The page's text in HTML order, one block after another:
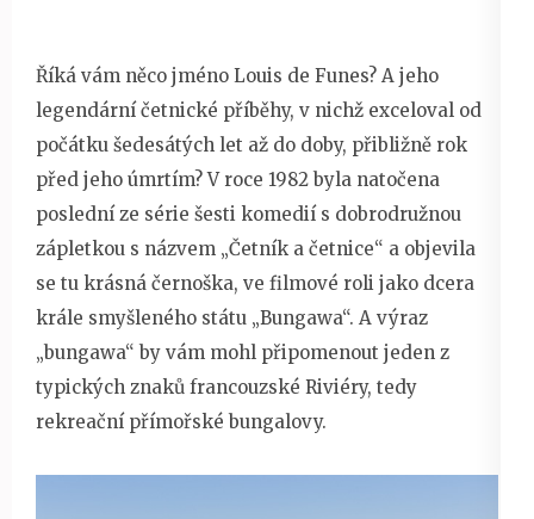
Říká vám něco jméno Louis de Funes? A jeho
legendární četnické příběhy, v nichž exceloval od
počátku šedesátých let až do doby, přibližně rok
před jeho úmrtím? V roce 1982 byla natočena
poslední ze série šesti komedií s dobrodružnou
zápletkou s názvem „Četník a četnice“ a objevila
se tu krásná černoška, ve filmové roli jako dcera
krále smyšleného státu „Bungawa“. A výraz
„bungawa“ by vám mohl připomenout jeden z
typických znaků francouzské Riviéry, tedy
rekreační přímořské bungalovy.